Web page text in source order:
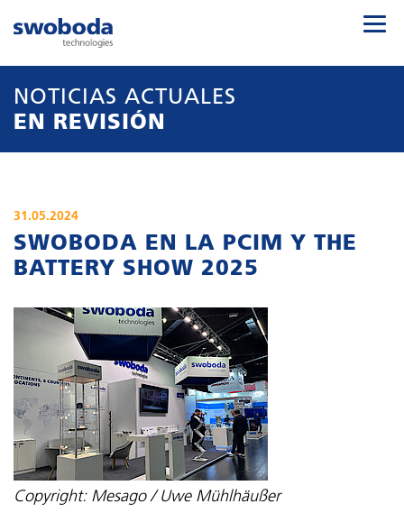
NOTICIAS ACTUALES
EN REVISIÓN
31.05.2024
SWOBODA EN LA PCIM Y THE
BATTERY SHOW 2025
Copyright: Mesago / Uwe Mühlhäußer